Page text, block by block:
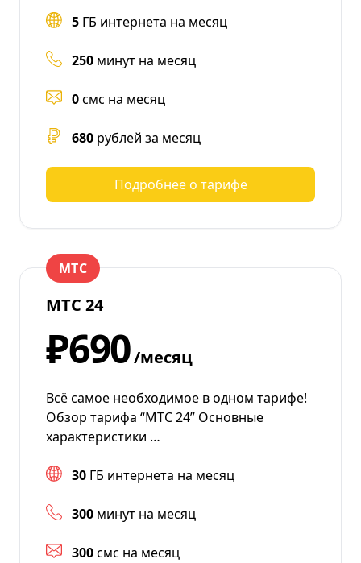
5 ГБ интернета на месяц
250 минут на месяц
0смс на месяц
680 рублей за месяц
Подробнее о тарифе
МТС
МТС 24
₽690/месяц
Всё самое необходимое в одном тарифе!
Обзор тарифа “МТС 24” Основные
характеристики …
30 ГБ интернета на месяц
300 минут на месяц
300смс на месяц